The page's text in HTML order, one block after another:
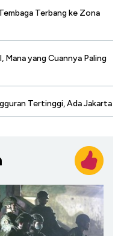
Terbang ke Zona
Mana yang Cuannya Paling
Tertinggi, Ada Jakarta